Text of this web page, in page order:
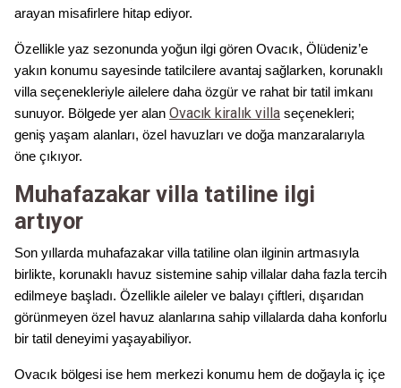
arayan misafirlere hitap ediyor.
Özellikle yaz sezonunda yoğun ilgi gören Ovacık, Ölüdeniz’e
yakın konumu sayesinde tatilcilere avantaj sağlarken, korunaklı
villa seçenekleriyle ailelere daha özgür ve rahat bir tatil imkanı
sunuyor. Bölgede yer alan Ovacık kiralık villa seçenekleri;
geniş yaşam alanları, özel havuzları ve doğa manzaralarıyla
öne çıkıyor.
Muhafazakar villa tatiline ilgi
artıyor
Son yıllarda muhafazakar villa tatiline olan ilginin artmasıyla
birlikte, korunaklı havuz sistemine sahip villalar daha fazla tercih
edilmeye başladı. Özellikle aileler ve balayı çiftleri, dışarıdan
görünmeyen özel havuz alanlarına sahip villalarda daha konforlu
bir tatil deneyimi yaşayabiliyor.
Ovacık bölgesi ise hem merkezi konumu hem de doğayla iç içe